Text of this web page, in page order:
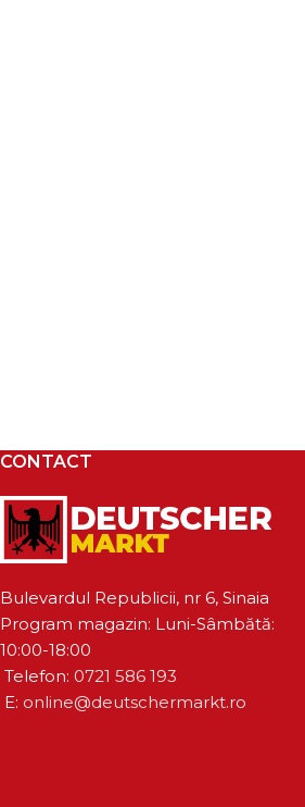
CONTACT
Bulevardul Republicii, nr 6, Sinaia
Program magazin: Luni-Sâmbătă:
10:00-18:00
Telefon: 0721 586 193
E: online@deutschermarkt.ro